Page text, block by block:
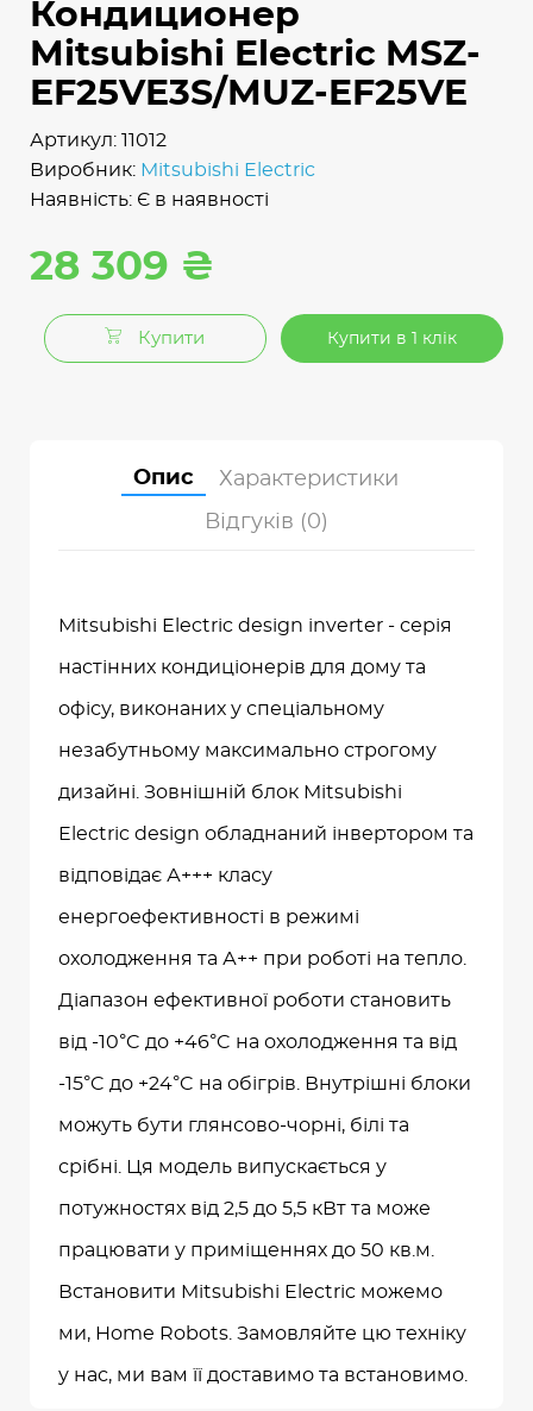
Кондиционер
Mitsubishi Electric MSZ-
EF25VE3S/MUZ-EF25VE
Артикул: 11012
Виробник: Mitsubishi Electric
Наявність: Є в наявності
28 309 ₴
Купити Купити в 1 клік
Опис
Характеристики
Відгуків (0)
Mitsubishi Electric design inverter - серія
настінних кондиціонерів для дому та
офісу, виконаних у спеціальному
незабутньому максимально строгому
дизайні. Зовнішній блок Mitsubishi
Electric design обладнаний інвертором та
відповідає А+++ класу
енергоефективності в режимі
охолодження та А++ при роботі на тепло.
Діапазон ефективної роботи становить
від -10°C до +46°C на охолодження та від
-15°C до +24°C на обігрів. Внутрішні блоки
можуть бути глянсово-чорні, білі та
срібні. Ця модель випускається у
потужностях від 2,5 до 5,5 кВт та може
працювати у приміщеннях до 50 кв.м.
Встановити Mitsubishi Electric можемо
ми, Home Robots. Замовляйте цю техніку
у нас, ми вам її доставимо та встановимо.